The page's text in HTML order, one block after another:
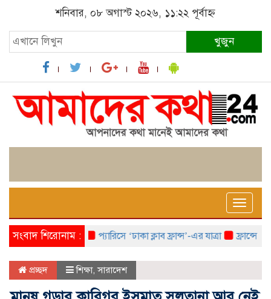
শনিবার, ০৮ অগাস্ট ২০২৬, ১১:২২ পূর্বাহ্ন
খুজুন
Toggle
সংবাদ শিরোনাম :প্যারিসে ‘ঢাকা ক্লাব ফ্রান্স’-এর যাত্রা ফ্রান্সে
প্রচ্ছদ শিক্ষা,সারাদেশ